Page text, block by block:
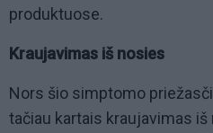
produktuose.
Kraujavimas iš nosies
Nors šio simptomo
tačiau kartais kraujavimas